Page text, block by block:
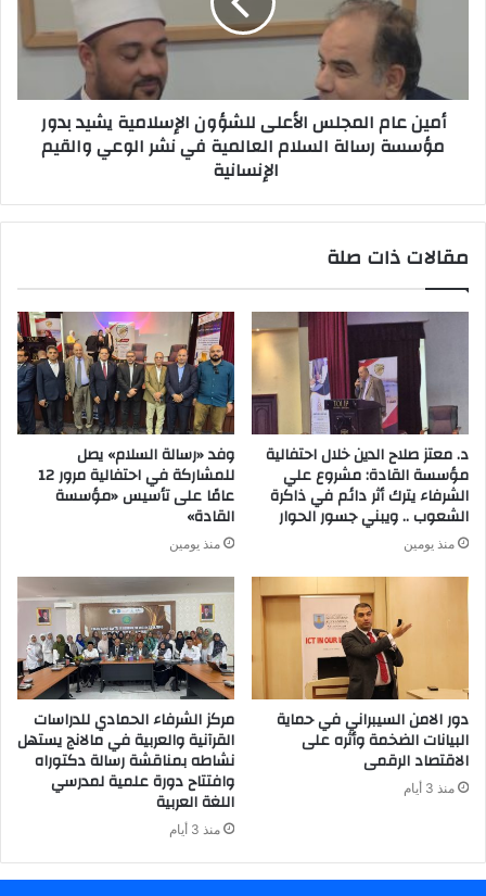
أمين عام المجلس الأعلى للشؤون الإسلامية يشيد بدور
مؤسسة رسالة السلام العالمية في نشر الوعي والقيم
الإنسانية
مقالات ذات صلة
د. معتز صلاح الدين خلال احتفالية
مؤسسة القادة: مشروع علي
الشرفاء يترك أثر دائم في ذاكرة
الشعوب .. ويبني جسور الحوار
منذ يومين
وفد «رسالة السلام» يصل
للمشاركة في احتفالية مرور 12
عامًا على تأسيس «مؤسسة
القادة»
منذ يومين
دور الامن السيبراني في حماية
البيانات الضخمة وأثره على
الاقتصاد الرقمى
منذ 3 أيام
مركز الشرفاء الحمادي للدراسات
القرآنية والعربية في مالانج يستهل
نشاطه بمناقشة رسالة دكتوراه
وافتتاح دورة علمية لمدرسي
اللغة العربية
منذ 3 أيام